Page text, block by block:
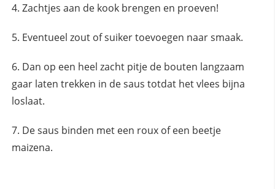
Zachtjes aan de kook brengen en proeven!
Eventueel zout of suiker toevoegen naar smaak.
Dan op een heel zacht pitje de bouten langzaam
gaar laten trekken in de saus totdat het vlees bijna
loslaat.
De saus binden met een roux of een beetje
maizena.